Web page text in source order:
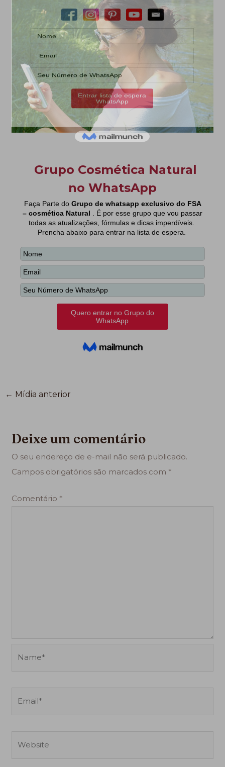
← Mídia anterior
Deixe um comentário
O seu endereço de e-mail não será publicado.
Campos obrigatórios são marcados com *
Comentário *